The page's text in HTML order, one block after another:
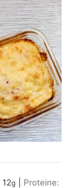
12g
Proteine: